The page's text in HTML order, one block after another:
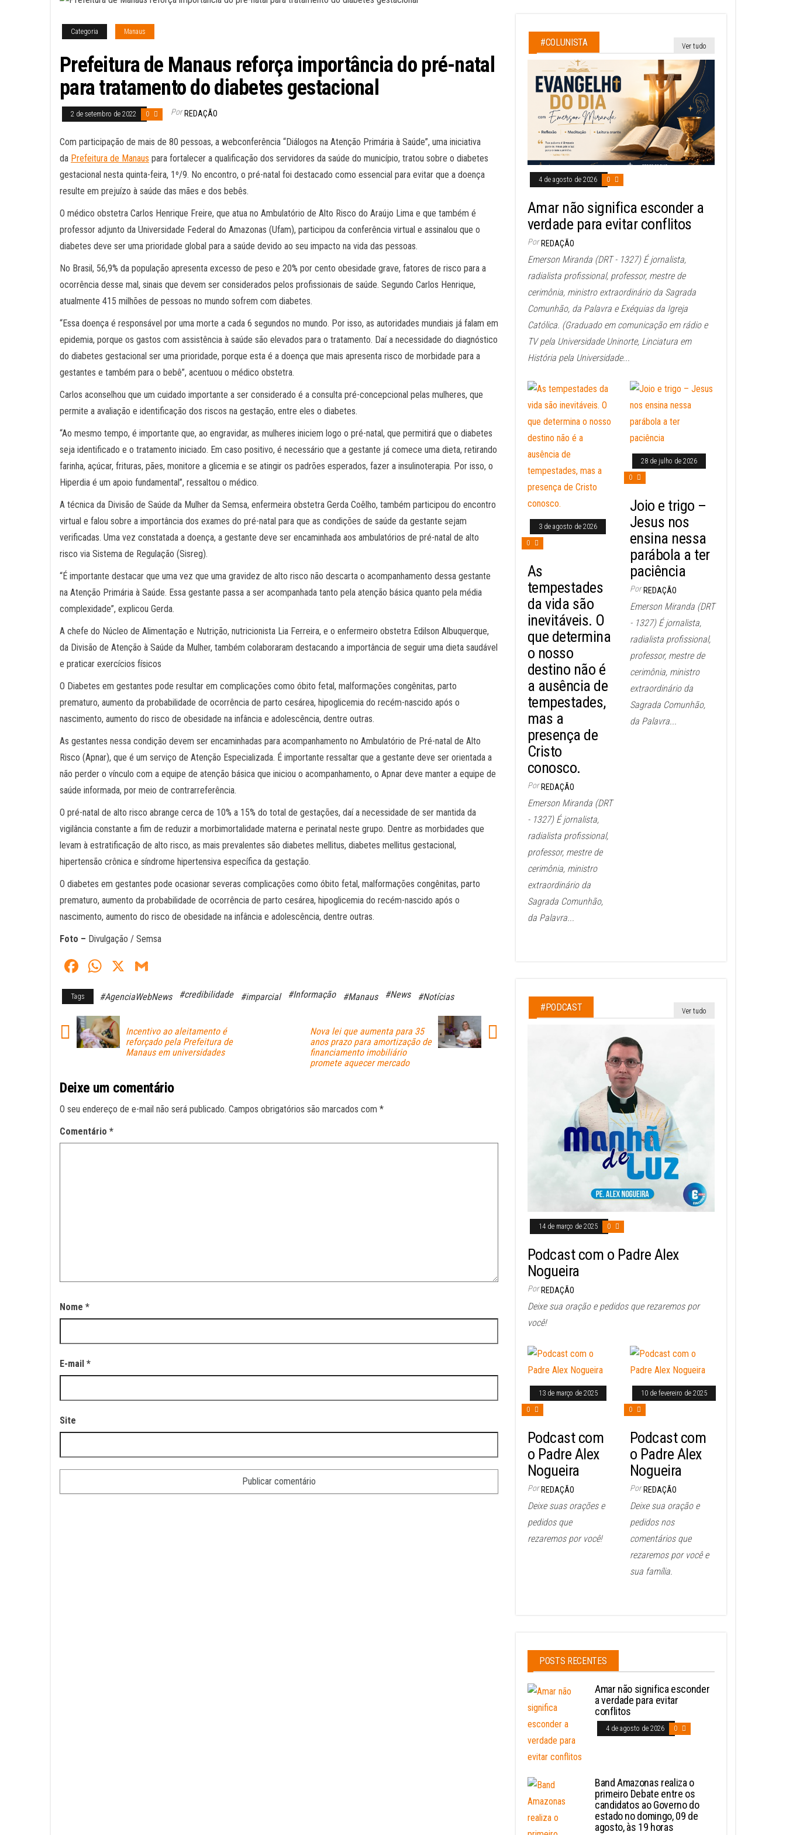
Categoria Manaus
Prefeitura de Manaus reforça importância do pré-natal
para tratamento do diabetes gestacional
2 de setembro de 2022 0 Por REDAÇÃO
Com participação de mais de 80 pessoas, a webconferência “Diálogos na Atenção Primária à Saúde”, uma iniciativa
da Prefeitura de Manaus para fortalecer a qualificação dos servidores da saúde do município, tratou sobre o diabetes
gestacional nesta quinta-feira, 1º/9. No encontro, o pré-natal foi destacado como essencial para evitar que a doença
resulte em prejuízo à saúde das mães e dos bebês.
O médico obstetra Carlos Henrique Freire, que atua no Ambulatório de Alto Risco do Araújo Lima e que também é
professor adjunto da Universidade Federal do Amazonas (Ufam), participou da conferência virtual e assinalou que o
diabetes deve ser uma prioridade global para a saúde devido ao seu impacto na vida das pessoas.
No Brasil, 56,9% da população apresenta excesso de peso e 20% por cento obesidade grave, fatores de risco para a
ocorrência desse mal, sinais que devem ser considerados pelos profissionais de saúde. Segundo Carlos Henrique,
atualmente 415 milhões de pessoas no mundo sofrem com diabetes.
“Essa doença é responsável por uma morte a cada 6 segundos no mundo. Por isso, as autoridades mundiais já falam em
epidemia, porque os gastos com assistência à saúde são elevados para o tratamento. Daí a necessidade do diagnóstico
do diabetes gestacional ser uma prioridade, porque esta é a doença que mais apresenta risco de morbidade para a
gestantes e também para o bebê”, acentuou o médico obstetra.
Carlos aconselhou que um cuidado importante a ser considerado é a consulta pré-concepcional pelas mulheres, que
permite a avaliação e identificação dos riscos na gestação, entre eles o diabetes.
“Ao mesmo tempo, é importante que, ao engravidar, as mulheres iniciem logo o pré-natal, que permitirá que o diabetes
seja identificado e o tratamento iniciado. Em caso positivo, é necessário que a gestante já comece uma dieta, retirando
farinha, açúcar, frituras, pães, monitore a glicemia e se atingir os padrões esperados, fazer a insulinoterapia. Por isso, o
Hiperdia é um apoio fundamental”, ressaltou o médico.
A técnica da Divisão de Saúde da Mulher da Semsa, enfermeira obstetra Gerda Coêlho, também participou do encontro
virtual e falou sobre a importância dos exames do pré-natal para que as condições de saúde da gestante sejam
verificadas. Uma vez constatada a doença, a gestante deve ser encaminhada aos ambulatórios de pré-natal de alto
risco via Sistema de Regulação (Sisreg).
“É importante destacar que uma vez que uma gravidez de alto risco não descarta o acompanhamento dessa gestante
na Atenção Primária à Saúde. Essa gestante passa a ser acompanhada tanto pela atenção básica quanto pela média
complexidade”, explicou Gerda.
A chefe do Núcleo de Alimentação e Nutrição, nutricionista Lia Ferreira, e o enfermeiro obstetra Edilson Albuquerque,
da Divisão de Atenção à Saúde da Mulher, também colaboraram destacando a importância de seguir uma dieta saudável
e praticar exercícios físicos
O Diabetes em gestantes pode resultar em complicações como óbito fetal, malformações congênitas, parto
prematuro, aumento da probabilidade de ocorrência de parto cesárea, hipoglicemia do recém-nascido após o
nascimento, aumento do risco de obesidade na infância e adolescência, dentre outras.
As gestantes nessa condição devem ser encaminhadas para acompanhamento no Ambulatório de Pré-natal de Alto
Risco (Apnar), que é um serviço de Atenção Especializada. É importante ressaltar que a gestante deve ser orientada a
não perder o vínculo com a equipe de atenção básica que iniciou o acompanhamento, o Apnar deve manter a equipe de
saúde informada, por meio de contrarreferência.
O pré-natal de alto risco abrange cerca de 10% a 15% do total de gestações, daí a necessidade de ser mantida da
vigilância constante a fim de reduzir a morbimortalidade materna e perinatal neste grupo. Dentre as morbidades que
levam à estratificação de alto risco, as mais prevalentes são diabetes mellitus, diabetes mellitus gestacional,
hipertensão crônica e síndrome hipertensiva específica da gestação.
O diabetes em gestantes pode ocasionar severas complicações como óbito fetal, malformações congênitas, parto
prematuro, aumento da probabilidade de ocorrência de parto cesárea, hipoglicemia do recém-nascido após o
nascimento, aumento do risco de obesidade na infância e adolescência, dentre outras.
Foto – Divulgação / Semsa
Fa
ce
bo
ok
W
ts
A
pp
X
ail
Tags #AgenciaWebNews #credibilidade #imparcial #Informação #Manaus #News #Notícias
Incentivo ao aleitamento é
reforçado pela Prefeitura de
Manaus em universidades
Nova lei que aumenta para 35
anos prazo para amortização de
financiamento imobiliário
promete aquecer mercado
Deixe um comentário
O seu endereço de e-mail não será publicado. Campos obrigatórios são marcados com *
Comentário *
Nome *
E-mail *
Site
#COLUNISTA Ver tudo
4 de agosto de 2026 0
Amar não significa esconder a
verdade para evitar conflitos
Por REDAÇÃO
Emerson Miranda (DRT - 1327) É jornalista,
radialista profissional, professor, mestre de
cerimônia, ministro extraordinário da Sagrada
Comunhão, da Palavra e Exéquias da Igreja
Católica. (Graduado em comunicação em rádio e
TV pela Universidade Uninorte, Linciatura em
História pela Universidade...
3 de agosto de 2026
0
As
tempestades
da vida são
inevitáveis. O
que determina
o nosso
destino não é
a ausência de
tempestades,
mas a
presença de
Cristo
conosco.
Por REDAÇÃO
Emerson Miranda (DRT
- 1327) É jornalista,
radialista profissional,
professor, mestre de
cerimônia, ministro
extraordinário da
Sagrada Comunhão,
da Palavra...
28 de julho de 2026
0
Joio e trigo –
Jesus nos
ensina nessa
parábola a ter
paciência
Por REDAÇÃO
Emerson Miranda (DRT
- 1327) É jornalista,
radialista profissional,
professor, mestre de
cerimônia, ministro
extraordinário da
Sagrada Comunhão,
da Palavra...
#PODCAST Ver tudo
14 de março de 2025 0
Podcast com o Padre Alex
Nogueira
Por REDAÇÃO
Deixe sua oração e pedidos que rezaremos por
você!
13 de março de 2025
0
Podcast com
o Padre Alex
Nogueira
Por REDAÇÃO
Deixe suas orações e
pedidos que
rezaremos por você!
10 de fevereiro de 2025
0
Podcast com
o Padre Alex
Nogueira
Por REDAÇÃO
Deixe sua oração e
pedidos nos
comentários que
rezaremos por você e
sua família.
POSTS RECENTES
Amar não significa esconder
a verdade para evitar
conflitos
4 de agosto de 2026 0
Band Amazonas realiza o
primeiro Debate entre os
candidatos ao Governo do
estado no domingo, 09 de
agosto, às 19 horas